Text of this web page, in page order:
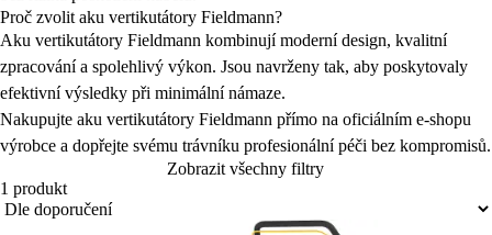
Proč zvolit aku vertikutátory Fieldmann?
Aku vertikutátory Fieldmann kombinují moderní design, kvalitní
zpracování a spolehlivý výkon. Jsou navrženy tak, aby poskytovaly
efektivní výsledky při minimální námaze.
Nakupujte aku vertikutátory Fieldmann přímo na oficiálním e-shopu
výrobce a dopřejte svému trávníku profesionální péči bez kompromisů.
Zobrazit všechny filtry
1 produkt